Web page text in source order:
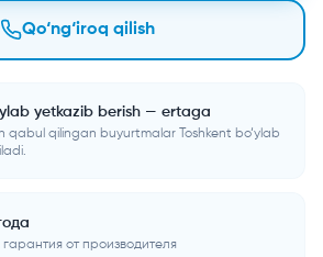
Qo‘ng‘iroq qilish
yetkazib berish — ertaga
qabul qilingan buyurtmalar Toshkent bo‘ylab
от производителя